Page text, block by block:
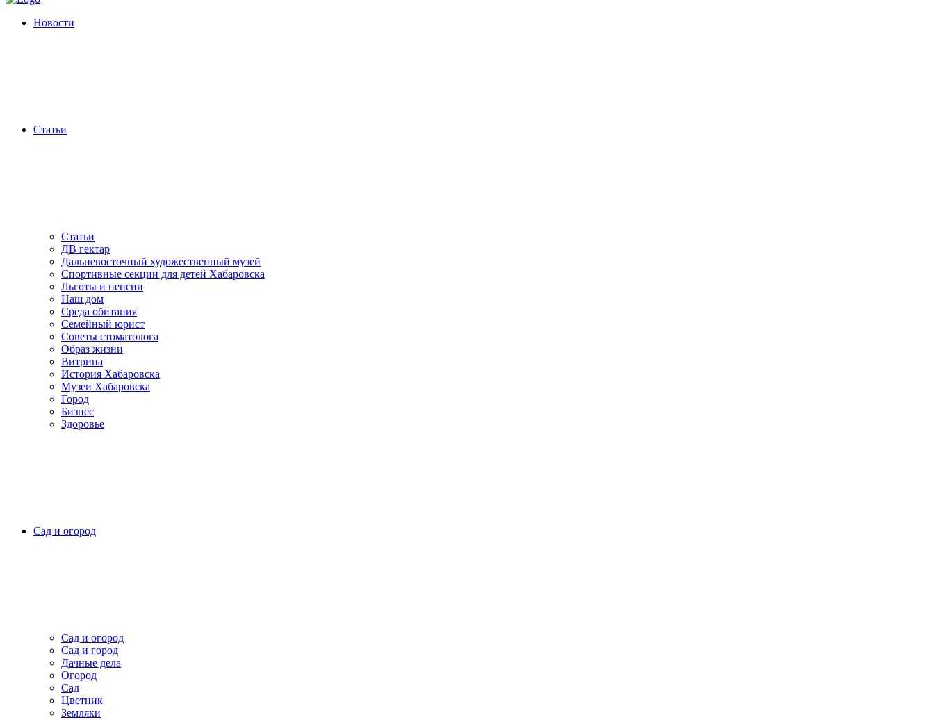
Новости
Статьи
Статьи
ДВ гектар
Дальневосточный художественный музей
Спортивные секции для детей Хабаровска
Льготы и пенсии
Наш дом
Среда обитания
Семейный юрист
Советы стоматолога
Образ жизни
Витрина
История Хабаровска
Музеи Хабаровска
Город
Бизнес
Здоровье
Сад и огород
Сад и огород
Сад и город
Дачные дела
Огород
Сад
Цветник
Земляки